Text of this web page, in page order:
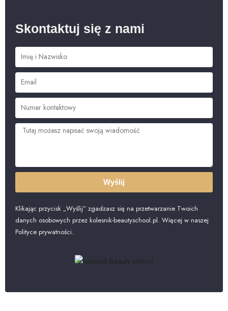
Skontaktuj się z nami
Wyślij
Klikając przycisk „Wyślij” zgadzasz się na przetwarzanie Twoich
danych osobowych przez kolesnik-beautyschool.pl. Więcej w naszej
Polityce prywatności.